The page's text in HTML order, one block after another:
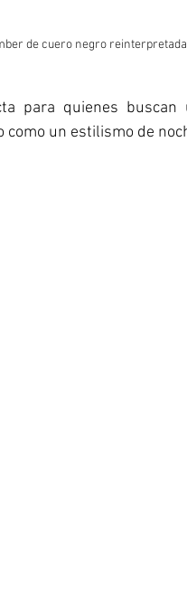
de cuero negro
para quienes buscan
un estilismo de